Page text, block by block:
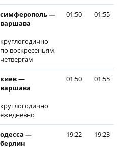
симферополь —
варшава
круглогодично
по воскресеньям,
четвергам
01:50 01:55
киев —
варшава
круглогодично
ежедневно
01:50 01:55
одесса —
берлин
19:22 19:23